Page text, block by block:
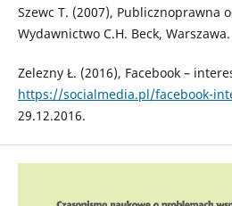
Szewc T. (2007), Publicznoprawna
Wydawnictwo C.H. Beck, Warszawa.
Zelezny Ł. (2016), Facebook –
https://socialmedia.pl/facebook-
29.12.2016.